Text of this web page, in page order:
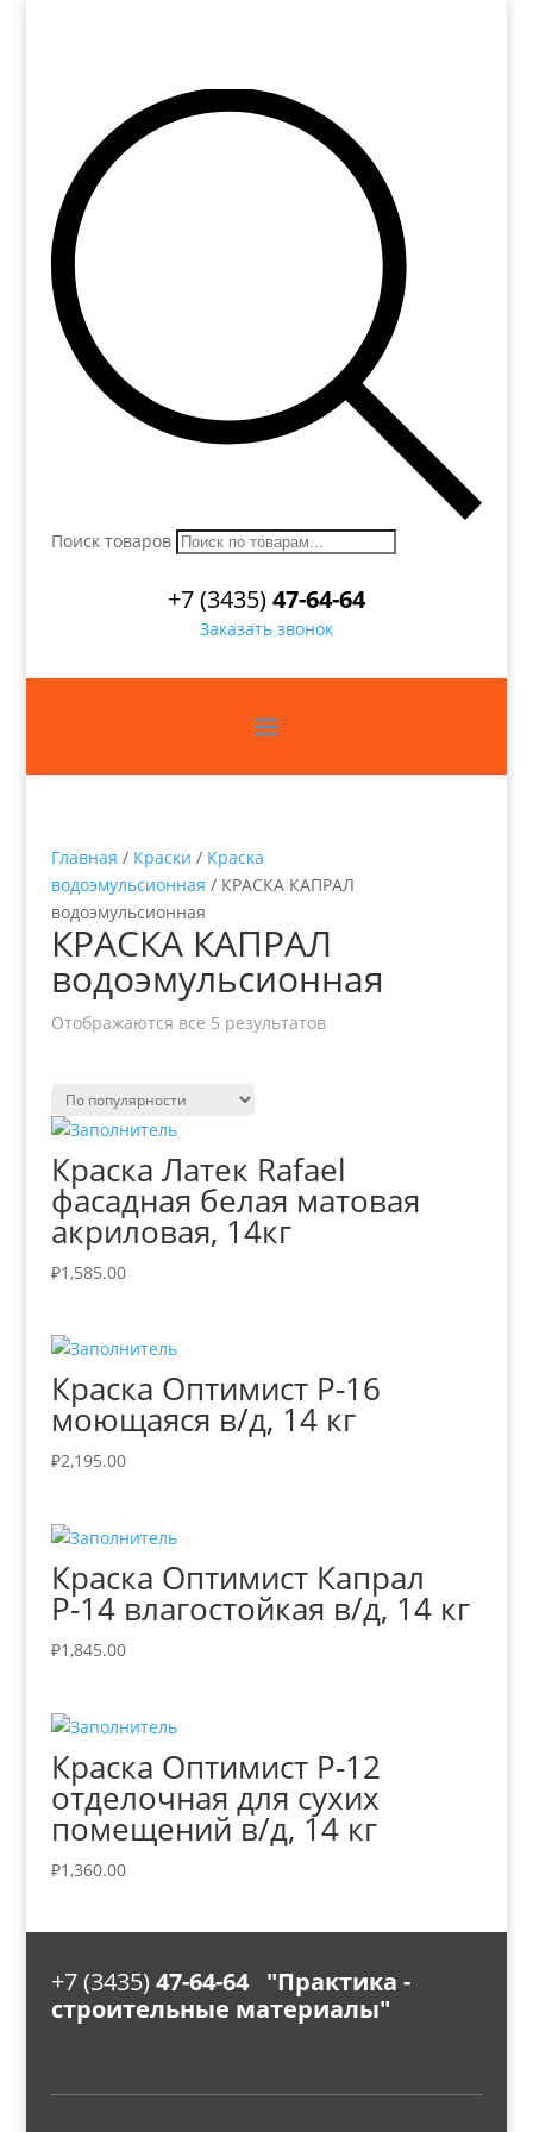
Поиск товаров
+7 (3435)47-64-64
Заказать звонок
Главная / Краски / Краска
водоэмульсионная / КРАСКА КАПРАЛ
водоэмульсионная
КРАСКА КАПРАЛ
водоэмульсионная
Отображаются все 5 результатов
Краска Латек Rafael
фасадная белая матовая
акриловая, 14кг
₽1,585.00
Краска Оптимист Р-16
моющаяся в/д, 14 кг
₽2,195.00
Краска Оптимист Капрал
Р-14 влагостойкая в/д, 14 кг
₽1,845.00
Краска Оптимист Р-12
отделочная для сухих
помещений в/д, 14 кг
₽1,360.00
+7 (3435) 47-64-64 "Практика -
строительные материалы"